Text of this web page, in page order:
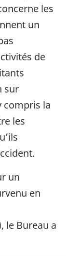
les
un
de
sur
compris la
les
un
en
le Bureau a